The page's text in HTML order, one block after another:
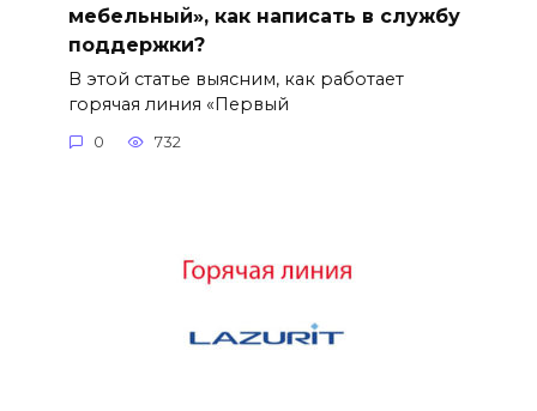
мебельный», как написать в службу
поддержки?
В этой статье выясним, как работает
горячая линия «Первый
0 732